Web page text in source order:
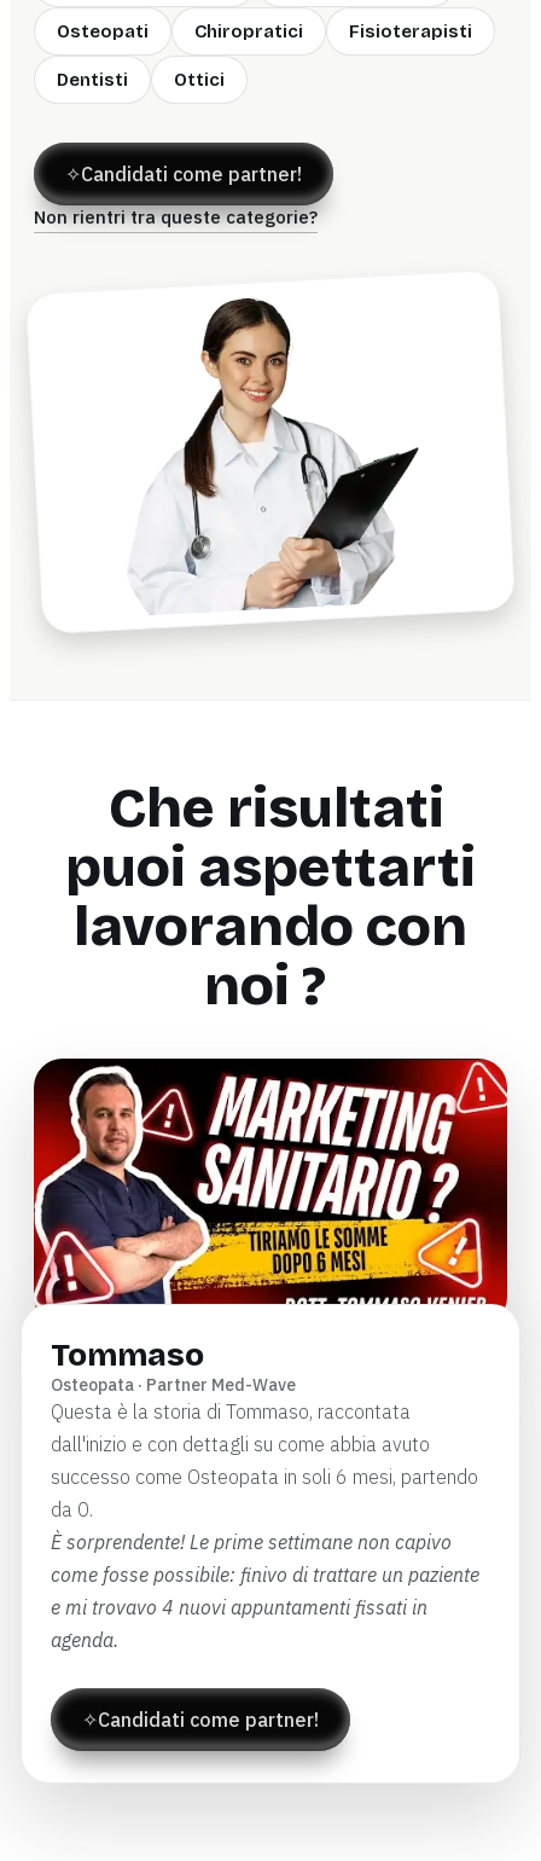
Osteopati Chiropratici Fisioterapisti
Dentisti Ottici
✧Candidati come partner!
Non rientri tra queste categorie?
Che risultati
puoi aspettarti
lavorando con
noi ?
Tommaso
Osteopata · Partner Med-Wave
Questa è la storia di Tommaso, raccontata
dall'inizio e con dettagli su come abbia avuto
successo come Osteopata in soli 6 mesi, partendo
da 0.
È sorprendente! Le prime settimane non capivo
come fosse possibile: finivo di trattare un paziente
e mi trovavo 4 nuovi appuntamenti fissati in
agenda.
✧Candidati come partner!